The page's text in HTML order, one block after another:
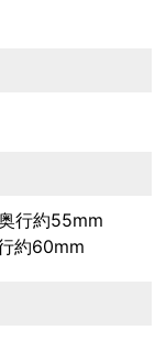
行約55mm
約60mm